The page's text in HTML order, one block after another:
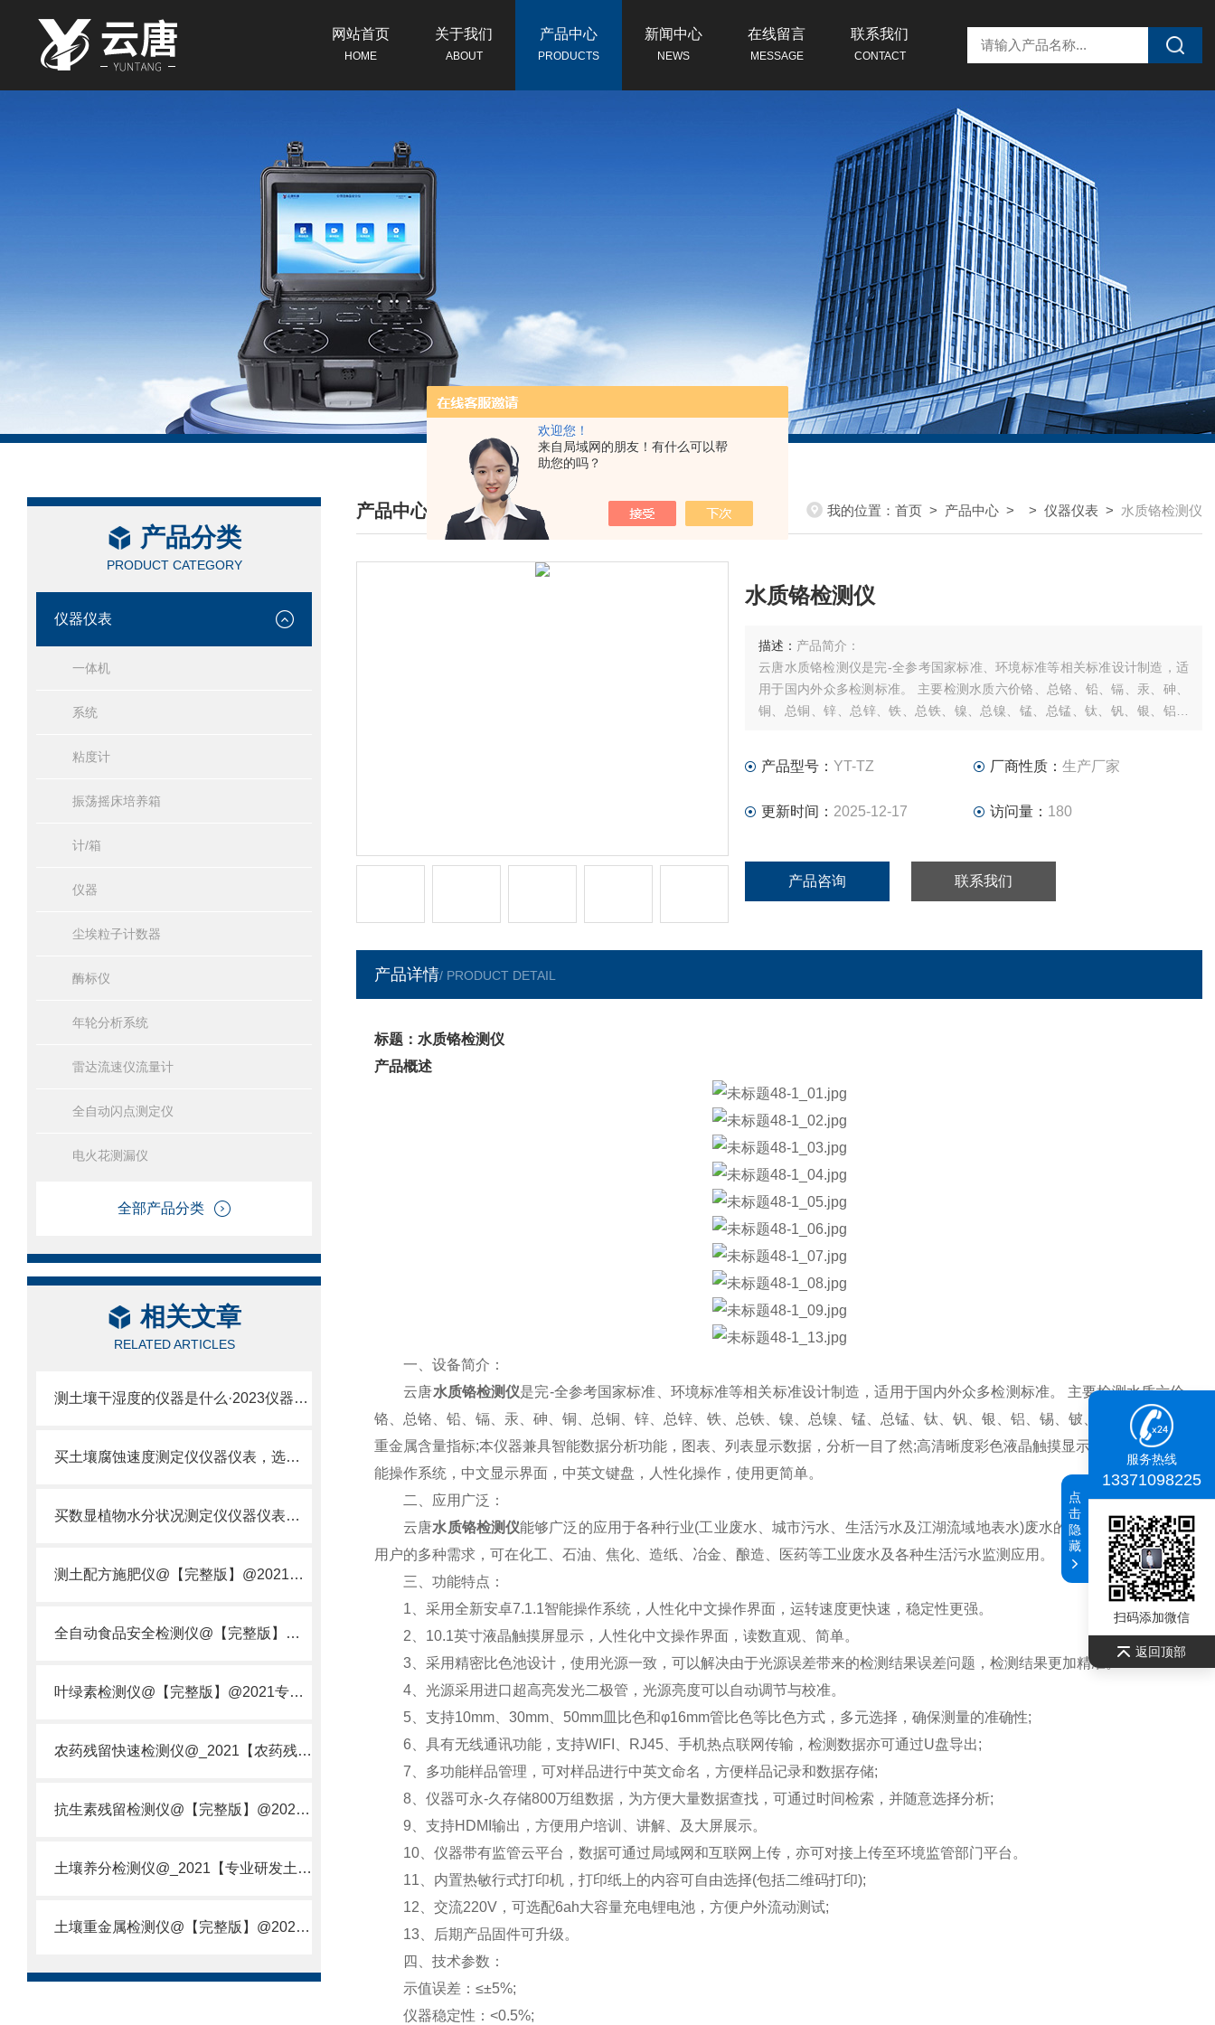
欢迎您！
来自局域网的朋友！有什么可以帮
助您的吗？
网站首页
HOME
关于我们
ABOUT
产品中心
PRODUCTS
新闻中心
NEWS
在线留言
MESSAGE
联系我们
CONTACT
产品分类
PRODUCT CATEGORY
仪器仪表
一体机
系统
粘度计
振荡摇床培养箱
计/箱
仪器
尘埃粒子计数器
酶标仪
年轮分析系统
雷达流速仪流量计
全自动闪点测定仪
电火花测漏仪
全部产品分类
相关文章
RELATED ARTICLES
测土壤干湿度的仪器是什么·2023仪器仪表·云唐土壤干湿度检测仪器设备
买土壤腐蚀速度测定仪仪器仪表，选【云唐新款】土壤腐蚀速度测定仪
买数显植物水分状况测定仪仪器仪表，就来山东云唐精品货源
测土配方施肥仪@【完整版】@2021专业测土配方施肥仪器仪表
全自动食品安全检测仪@【完整版】@2021专业全自动食品检测仪器仪表
叶绿素检测仪@【完整版】@2021专业叶绿素检测仪器仪表
农药残留快速检测仪@_2021【农药残留检测仪器仪表DE原理】
抗生素残留检测仪@【完整版】@2021专业抗生素残留检测仪器仪表
土壤养分检测仪@_2021【专业研发土壤养分快速检测仪器仪表厂】
土壤重金属检测仪@【完整版】@2021专业土壤重金属快速检测仪器仪表
产品中心
/ PRODUCTS CENTER
我的位置： 首页 > 产品中心 > > 仪器仪表 > 水质铬检测仪
水质铬检测仪
描述： 产品简介：
云唐水质铬检测仪是完-全参考国家标准、环境标准等相关标准设计制造，适
用于国内外众多检测标准。 主要检测水质六价铬、总铬、铅、镉、汞、砷、
铜、总铜、锌、总锌、铁、总铁、镍、总镍、锰、总锰、钛、钒、银、铝、
智能操作系
产品型号： YT-TZ 厂商性质： 生产厂家
更新时间： 2025-12-17 访问量： 180
产品咨询 联系我们
产品详情/ PRODUCT DETAIL
标题：水质铬检测仪
产品概述
一、设备简介：
云唐水质铬检测仪是完-全参考国家标准、环境标准等相关标准设计制造，适用于国内外众多检测标准。 主要检测水质六价
铬、总铬、铅、镉、汞、砷、铜、总铜、锌、总锌、铁、总铁、镍、总镍、锰、总锰、钛、钒、银、铝、锡、铍、钡、锑、钴等
重金属含量指标;本仪器兼具智能数据分析功能，图表、列表显示数据，分析一目了然;高清晰度彩色液晶触摸显示屏，Android智
能操作系统，中文显示界面，中英文键盘，人性化操作，使用更简单。
二、应用广泛：
云唐水质铬检测仪能够广泛的应用于各种行业(工业废水、城市污水、生活污水及江湖流域地表水)废水的检测，可适合不同
用户的多种需求，可在化工、石油、焦化、造纸、冶金、酿造、医药等工业废水及各种生活污水监测应用。
三、功能特点：
1、采用全新安卓7.1.1智能操作系统，人性化中文操作界面，运转速度更快速，稳定性更强。
2、10.1英寸液晶触摸屏显示，人性化中文操作界面，读数直观、简单。
3、采用精密比色池设计，使用光源一致，可以解决由于光源误差带来的检测结果误差问题，检测结果更加精准。
4、光源采用进口超高亮发光二极管，光源亮度可以自动调节与校准。
5、支持10mm、30mm、50mm皿比色和φ16mm管比色等比色方式，多元选择，确保测量的准确性;
6、具有无线通讯功能，支持WIFI、RJ45、手机热点联网传输，检测数据亦可通过U盘导出;
7、多功能样品管理，可对样品进行中英文命名，方便样品记录和数据存储;
8、仪器可永-久 存储800万组数据，为方便大量数据查找，可通过时间检索，并随意选择分析;
9、支持HDMI输出，方便用户培训、讲解、及大屏展示。
10、仪器带有监管云平台，数据可通过局域网和互联网上传，亦可对接上传至环境监管部门平台。
11、内置热敏行式打印机，打印纸上的内容可自由选择(包括二维码打印);
12、交流220V，可选配6ah大容量充电锂电池，方便户外流动测试;
13、后期产品固件可升级。
四、技术参数：
示值误差：≤±5%;
仪器稳定性：<0.5%;
服务热线
13371098225
扫码添加微信
返回顶部
点
击
隐
藏